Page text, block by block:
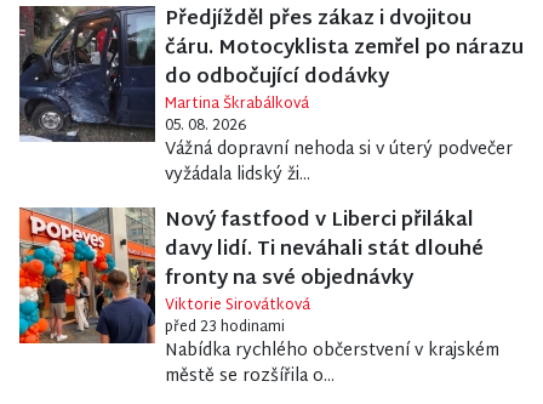
Předjížděl přes zákaz i dvojitou
čáru. Motocyklista zemřel po nárazu
do odbočující dodávky
Martina Škrabálková
05. 08. 2026
Vážná dopravní nehoda si v úterý podvečer
vyžádala lidský ži...
Nový fastfood v Liberci přilákal
davy lidí. Ti neváhali stát dlouhé
fronty na své objednávky
Viktorie Sirovátková
před 23 hodinami
Nabídka rychlého občerstvení v krajském
městě se rozšířila o...